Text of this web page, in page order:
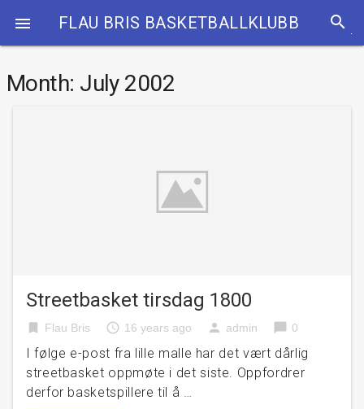
 FLAU BRIS BASKETBALLKLUBB search
Month: July 2002
Streetbasket tirsdag 1800
bookmark Flau Bris access_time 16 years ago person admin chat_bubble 0
I følge e-post fra lille malle har det vært dårlig
streetbasket oppmøte i det siste. Oppfordrer
derfor basketspillere til å …